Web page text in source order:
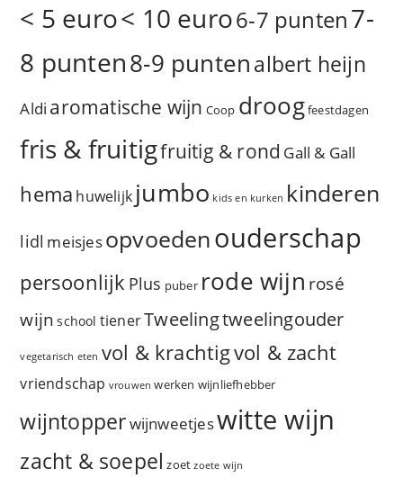
< 5 euro< 10 euro6-7 punten7-
8 punten8-9 puntenalbert heijn
Aldi aromatische wijn Coop droogfeestdagen
fris & fruitigfruitig & rond Gall & Gall
hema huwelijk jumbo kids en kurken kinderen
lidl meisjesopvoedenouderschap
persoonlijk Plus puber rode wijn rosé
wijn school tienerTweelingtweelingouder
vegetarisch eten vol & krachtigvol & zacht
vriendschap vrouwen werken wijnliefhebber
wijntopperwijnweetjeswitte wijn
zacht & soepel zoet zoete wijn